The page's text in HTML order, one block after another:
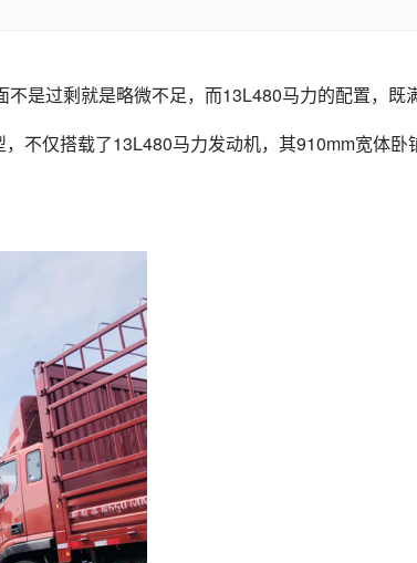
是过剩就是略微不足，而13L480马力的配置，既
不仅搭载了13L480马力发动机，其910mm宽体卧